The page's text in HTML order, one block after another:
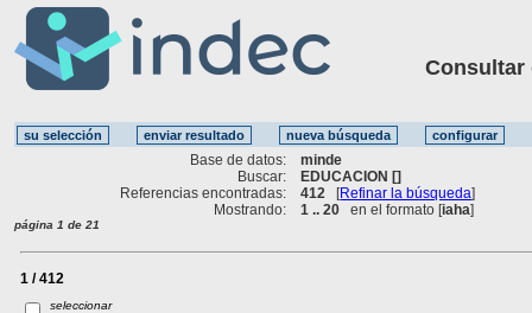
Consultar
Base de datos:
minde
Buscar:
EDUCACION []
Referencias encontradas:
412 [Refinar la búsqueda]
Mostrando:
1 .. 20 en el formato [iaha]
página 1 de 21
1 / 412
seleccionar